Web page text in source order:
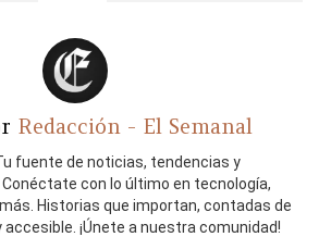
Redacción - El Semanal
fuente de noticias, tendencias y
con lo último en tecnología,
Historias que importan, contadas de
¡Únete a nuestra comunidad!